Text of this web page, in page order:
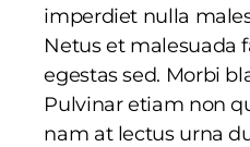
imperdiet nulla
Netus et malesuada
egestas sed. Morbi
Pulvinar etiam non
nam at lectus urna